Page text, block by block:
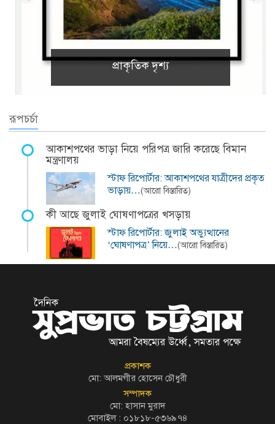
প্রাকৃতিক দৃশ্য
রূপচর্চা
আকাশপথের ভাড়া নিয়ে পরিপত্র জারি করেছে বিমান
মন্ত্রণালয়
স্টাফ রিপোর্টার: আকাশপথের যাত্রীদের প্রকৃত
ভাড়ায়…(আরো বিস্তারিত)
কী আছে জুলাই ঘোষণাপত্রের খসড়ায়
স্টাফ রিপোর্টার: জুলাই অভ্যুত্থানের
‘ঘোষণাপত্র’ নিয়ে…(আরো বিস্তারিত)
প্রকাশক
মো: আলমগীর হোসেন চৌধুরী
সম্পাদক
মো: হাসান মুরাদ
মোবাইল : ০১৮১৮-৫৩৬৯৭৪